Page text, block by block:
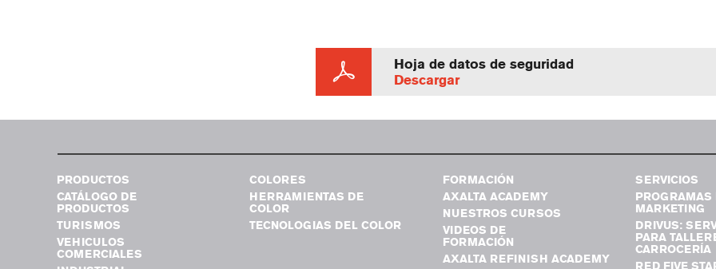
Hoja de datos de seguridad
Descargar
PRODUCTOS
CATÁLOGO DE
PRODUCTOS
TURISMOS
VEHICULOS
COMERCIALES
COLORES
HERRAMIENTAS DE
COLOR
TECNOLOGIAS DEL COLOR
FORMACIÓN
AXALTA ACADEMY
NUESTROS CURSOS
VIDEOS DE
FORMACIÓN
AXALTA REFINISH ACADEMY
SERVICIOS
PROGRAMAS
MARKETING
DRIVUS:
PARA
CARROCERÍA